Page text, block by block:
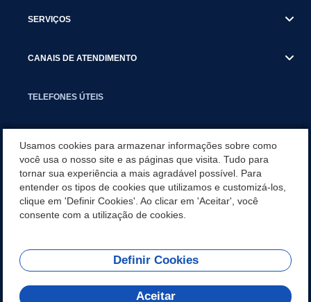
SERVIÇOS
CANAIS DE ATENDIMENTO
TELEFONES ÚTEIS
NOTÍCIAS
APLICATIVO
REDES SOCIAIS
Usamos cookies para armazenar informações sobre como
você usa o nosso site e as páginas que visita. Tudo para
tornar sua experiência a mais agradável possível. Para
entender os tipos de cookies que utilizamos e customizá-los,
clique em 'Definir Cookies'. Ao clicar em 'Aceitar', você
consente com a utilização de cookies.
Definir Cookies
Aceitar